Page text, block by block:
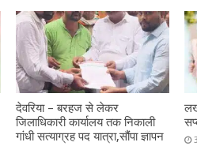
देवरिया – बरहज से लेकर
जिलाधिकारी कार्यालय तक निकाली
गांधी सत्याग्रह पद यात्रा,सौंपा ज्ञापन